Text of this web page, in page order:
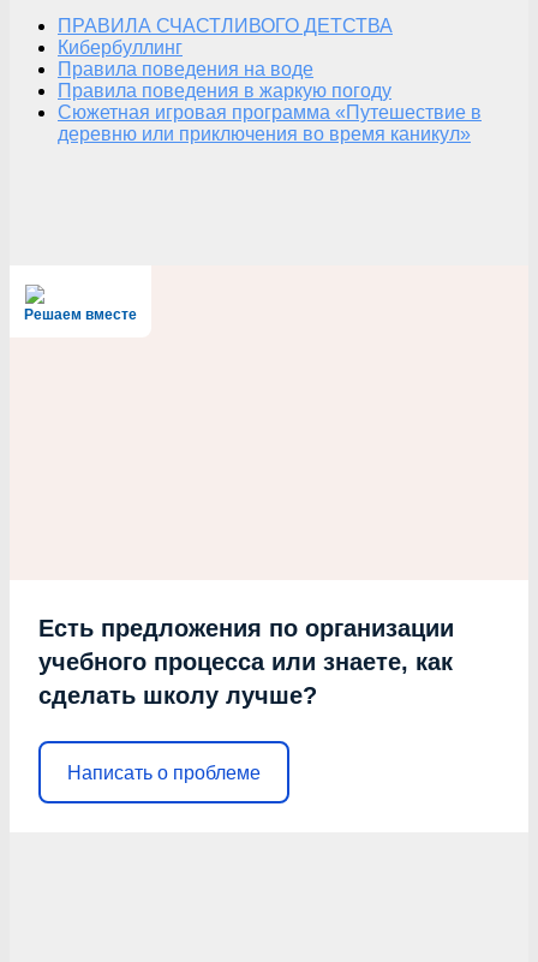
ПРАВИЛА СЧАСТЛИВОГО ДЕТСТВА
Кибербуллинг
Правила поведения на воде
Правила поведения в жаркую погоду
Сюжетная игровая программа «Путешествие в
деревню или приключения во время каникул»
Решаем вместе
Есть предложения по организации
учебного процесса или знаете, как
сделать школу лучше?
Написать о проблеме